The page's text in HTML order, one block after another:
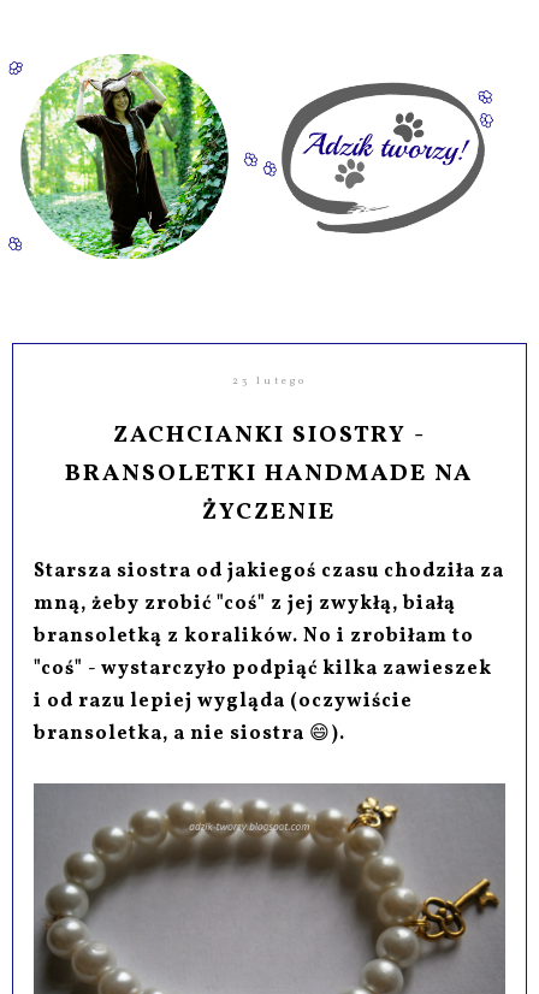
23 lutego
ZACHCIANKI SIOSTRY -
BRANSOLETKI HANDMADE NA
ŻYCZENIE
Starsza siostra od jakiegoś czasu chodziła za
mną, żeby zrobić "coś" z jej zwykłą, białą
bransoletką z koralików. No i zrobiłam to
"coś" - wystarczyło podpiąć kilka zawieszek
i od razu lepiej wygląda (oczywiście
bransoletka, a nie siostra 😄).